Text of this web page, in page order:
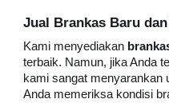
Jual Brankas Baru
Kami menyediakan
terbaik. Namun, jika Anda
kami sangat menyarankan
Anda memeriksa kondisi